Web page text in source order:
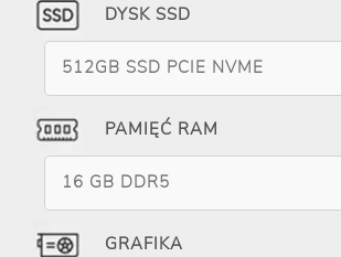
DYSK SSD
512GB SSD PCIE NVME
PAMIĘĆ RAM
16 GB DDR5
GRAFIKA